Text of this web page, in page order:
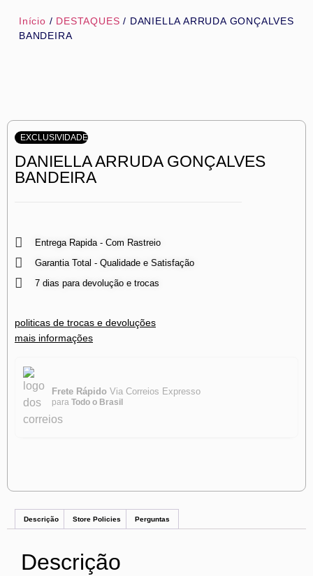
Início / DESTAQUES / DANIELLA ARRUDA GONÇALVES
BANDEIRA
EXCLUSIVIDADE
DANIELLA ARRUDA GONÇALVES
BANDEIRA
Entrega Rapida - Com Rastreio
Garantia Total - Qualidade e Satisfação
7 dias para devolução e trocas
politicas de trocas e devoluções
mais informações
Frete Rápido Via Correios Expresso
para Todo o Brasil
Descrição Store Policies Perguntas
Descrição